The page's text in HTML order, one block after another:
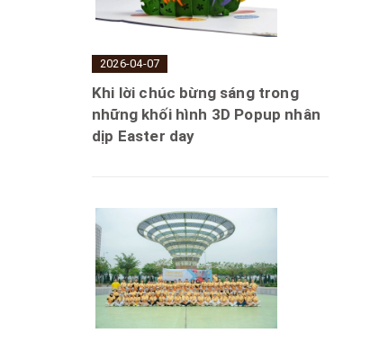
2026-04-07
Khi lời chúc bừng sáng trong
những khối hình 3D Popup nhân
dịp Easter day